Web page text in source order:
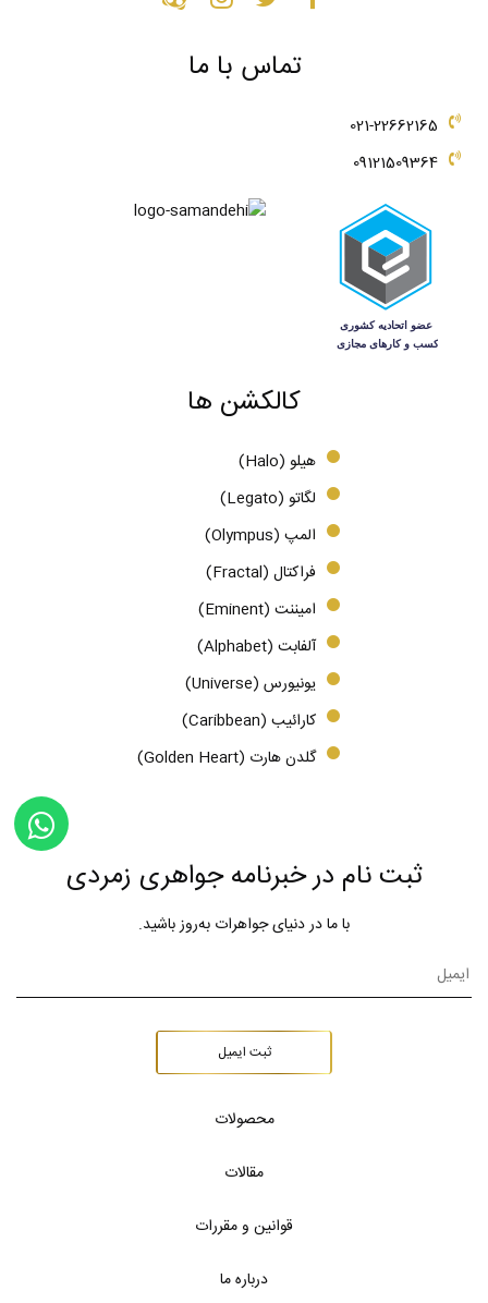
تماس با ما
021-22662165
09121509364
کالکشن ها
هیلو (Halo)
لگاتو (Legato)
المپ (Olympus)
فراکتال (Fractal)
امیننت (Eminent)
آلفابت (Alphabet)
یونیورس (Universe)
کارائیب (Caribbean)
گلدن هارت (Golden Heart)
ثبت نام در خبرنامه جواهری زمردی
با ما در دنیای جواهرات به‌روز باشید.
ثبت ایمیل
محصولات
مقالات
قوانین و مقررات
درباره ما